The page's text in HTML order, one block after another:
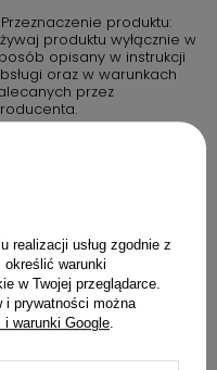
armatury sanitarnej.
długiej żywotności,
designu, który
GROHE to gwarancja
Przeznaczenie produktu:
produktu wyłącznie w
opisany w instrukcji
oraz w warunkach
przez
jest zabawką. Należy
go poza
dzieci, chyba że
stanowi inaczej.
W przypadku produktów
upewnij się, że
jest podłączone
Nie używaj
realizacji usług zgodnie z
określić warunki
w Twojej przeglądarce.
i prywatności można
i warunki Google.